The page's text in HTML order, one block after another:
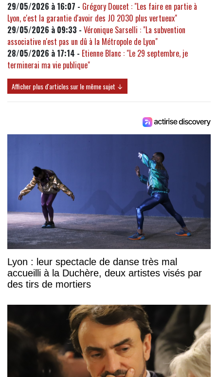
29/05/2026 à 16:07 - Grégory Doucet : "Les faire en partie à
Lyon, c'est la garantie d'avoir des JO 2030 plus vertueux"
29/05/2026 à 09:33 - Véronique Sarselli : "La subvention
associative n'est pas un dû à la Métropole de Lyon"
28/05/2026 à 17:14 - Etienne Blanc : "Le 29 septembre, je
terminerai ma vie publique"
Afficher plus d'articles sur le même sujet ↓
Lyon : leur spectacle de danse très mal
accueilli à la Duchère, deux artistes visés par
des tirs de mortiers